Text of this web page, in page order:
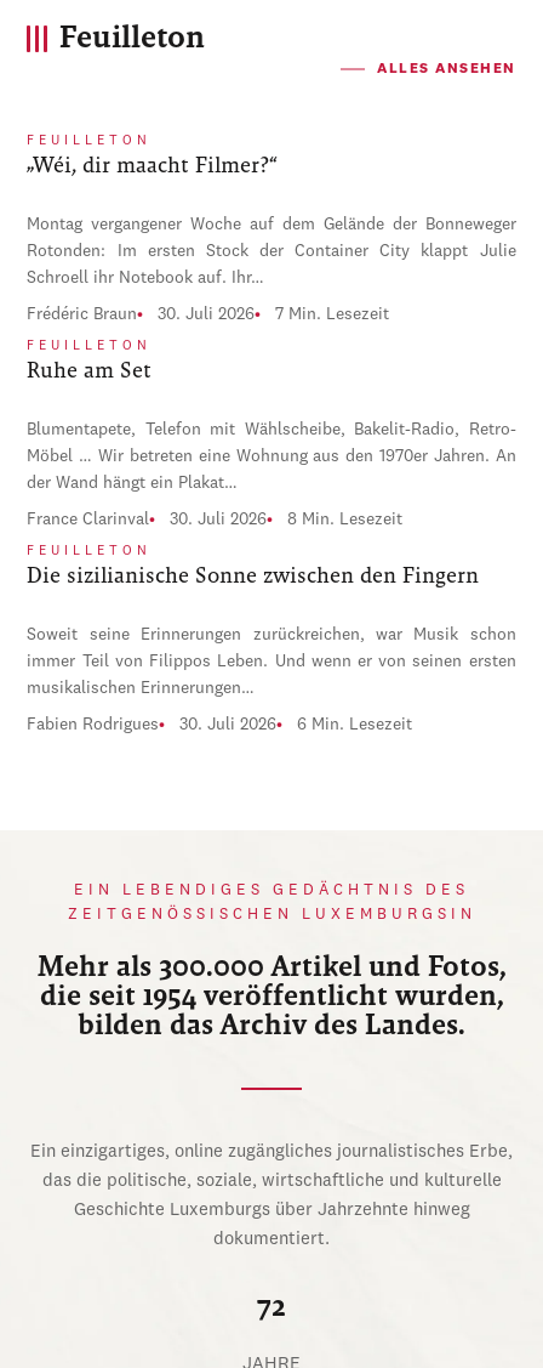
Feuilleton
ALLES ANSEHEN
FEUILLETON
„Wéi, dir maacht Filmer?“
Montag vergangener Woche auf dem Gelände der Bonneweger
Rotonden: Im ersten Stock der Container City klappt Julie
Schroell ihr Notebook auf. Ihr…
Frédéric Braun 30. Juli 2026 7 Min. Lesezeit
FEUILLETON
Ruhe am Set
Blumentapete, Telefon mit Wählscheibe, Bakelit-Radio, Retro-
Möbel … Wir betreten eine Wohnung aus den 1970er Jahren. An
der Wand hängt ein Plakat…
France Clarinval 30. Juli 2026 8 Min. Lesezeit
FEUILLETON
Die sizilianische Sonne zwischen den Fingern
Soweit seine Erinnerungen zurückreichen, war Musik schon
immer Teil von Filippos Leben. Und wenn er von seinen ersten
musikalischen Erinnerungen…
Fabien Rodrigues 30. Juli 2026 6 Min. Lesezeit
EIN LEBENDIGES GEDÄCHTNIS DES
ZEITGENÖSSISCHEN LUXEMBURGSIN
Mehr als 300.000 Artikel und Fotos,
die seit 1954 veröffentlicht wurden,
bilden das Archiv des Landes.
Ein einzigartiges, online zugängliches journalistisches Erbe,
das die politische, soziale, wirtschaftliche und kulturelle
Geschichte Luxemburgs über Jahrzehnte hinweg
dokumentiert.
72